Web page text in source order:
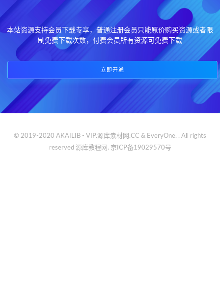
本站资源支持会员下载专享，普通注册会员只能原价购买资源或者限
制免费下载次数，付费会员所有资源可免费下载
立即开通
© 2019-2020 AKAILIB - VIP.源库素材网.CC & EveryOne. . All rights
reserved 源库教程网. 京ICP备19029570号